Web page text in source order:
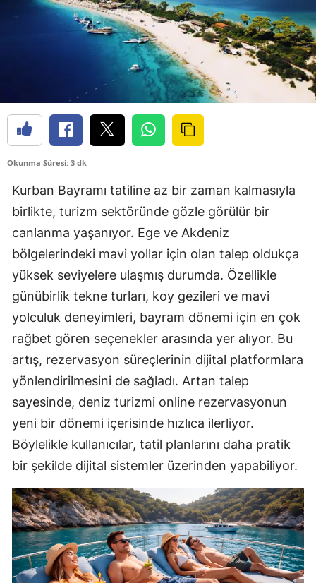
Okunma Süresi: 3 dk
Kurban Bayramı tatiline az bir zaman kalmasıyla
birlikte, turizm sektöründe gözle görülür bir
canlanma yaşanıyor. Ege ve Akdeniz
bölgelerindeki mavi yollar için olan talep oldukça
yüksek seviyelere ulaşmış durumda. Özellikle
günübirlik tekne turları, koy gezileri ve mavi
yolculuk deneyimleri, bayram dönemi için en çok
rağbet gören seçenekler arasında yer alıyor. Bu
artış, rezervasyon süreçlerinin dijital platformlara
yönlendirilmesini de sağladı. Artan talep
sayesinde, deniz turizmi online rezervasyonun
yeni bir dönemi içerisinde hızlıca ilerliyor.
Böylelikle kullanıcılar, tatil planlarını daha pratik
bir şekilde dijital sistemler üzerinden yapabiliyor.